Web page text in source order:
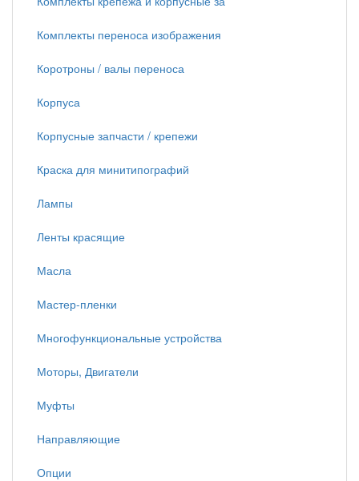
Комплекты переноса изображения
Коротроны / валы переноса
Корпуса
Корпусные запчасти / крепежи
Краска для минитипографий
Лампы
Ленты красящие
Масла
Мастер-пленки
Многофункциональные устройства
Моторы, Двигатели
Муфты
Направляющие
Опции